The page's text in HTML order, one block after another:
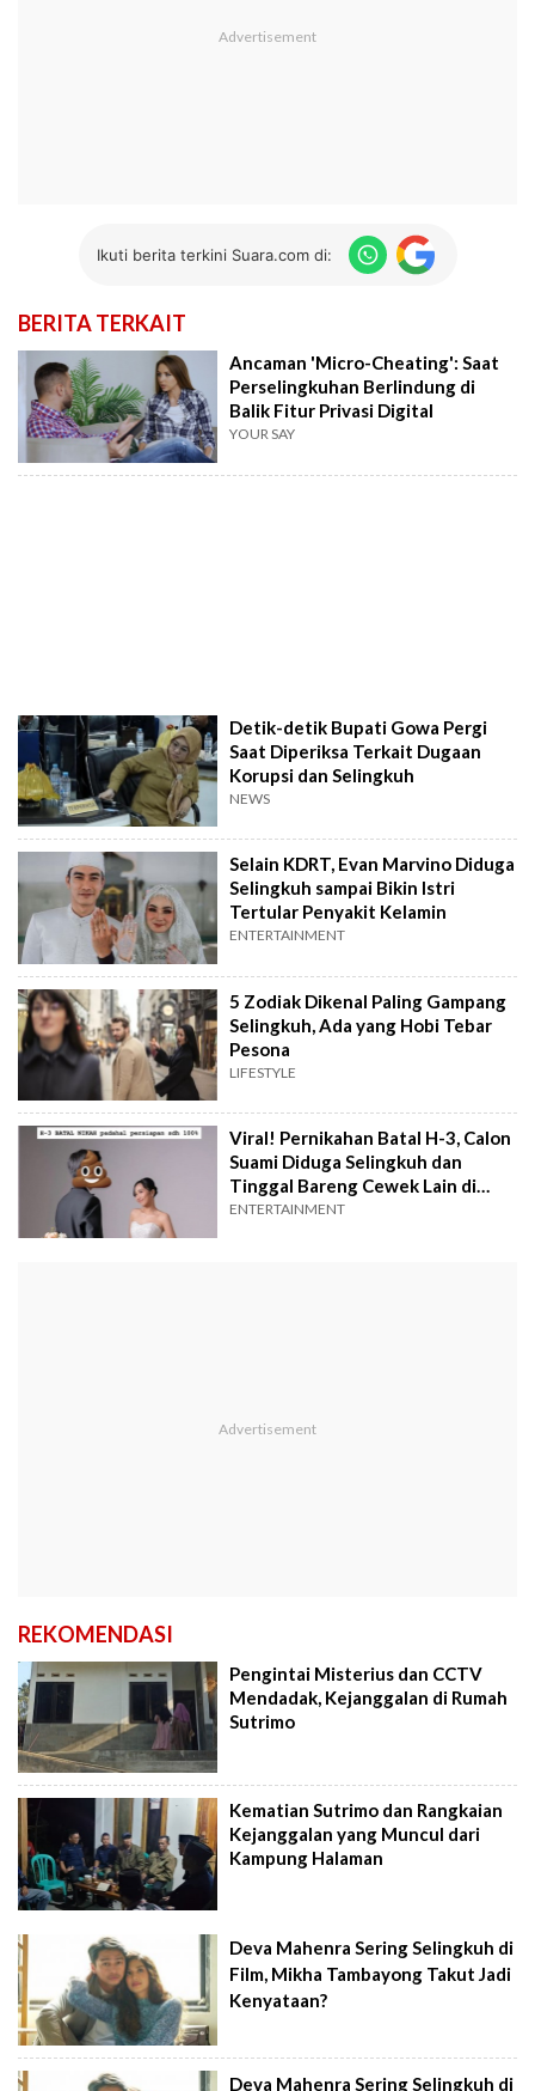
Ikuti berita terkini Suara.com di:
BERITA TERKAIT
Ancaman 'Micro-Cheating': Saat
Perselingkuhan Berlindung di
Balik Fitur Privasi Digital
YOUR SAY
Detik-detik Bupati Gowa Pergi
Saat Diperiksa Terkait Dugaan
Korupsi dan Selingkuh
NEWS
Selain KDRT, Evan Marvino Diduga
Selingkuh sampai Bikin Istri
Tertular Penyakit Kelamin
ENTERTAINMENT
5 Zodiak Dikenal Paling Gampang
Selingkuh, Ada yang Hobi Tebar
Pesona
LIFESTYLE
Viral! Pernikahan Batal H-3, Calon
Suami Diduga Selingkuh dan
Tinggal Bareng Cewek Lain di
Jepang
ENTERTAINMENT
REKOMENDASI
Pengintai Misterius dan CCTV
Mendadak, Kejanggalan di Rumah
Sutrimo
Kematian Sutrimo dan Rangkaian
Kejanggalan yang Muncul dari
Kampung Halaman
Deva Mahenra Sering Selingkuh di
Film, Mikha Tambayong Takut Jadi
Kenyataan?
Deva Mahenra Sering Selingkuh di